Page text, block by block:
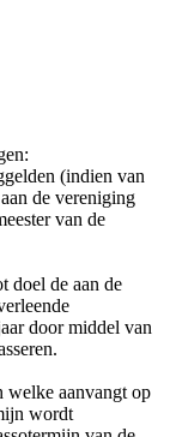
(indien van
de vereniging
van de
doel de aan de
door middel van
welke aanvangt op
wordt